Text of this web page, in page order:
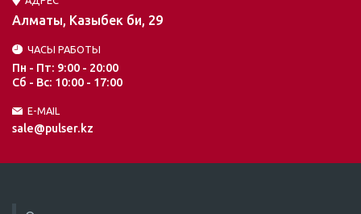
Алматы, Казыбек би, 29
ЧАСЫ РАБОТЫ
Пн - Пт: 9:00 - 20:00
Сб - Вс: 10:00 - 17:00
E-MAIL
sale@pulser.kz